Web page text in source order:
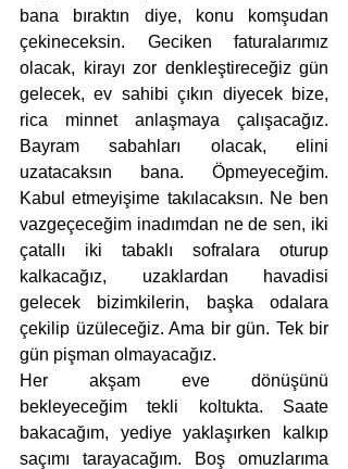
bana bıraktın diye, konu komşudan
çekineceksin. Geciken faturalarımız
olacak, kirayı zor denkleştireceğiz gün
gelecek, ev sahibi çıkın diyecek bize,
rica minnet anlaşmaya çalışacağız.
Bayram sabahları olacak, elini
uzatacaksın bana. Öpmeyeceğim.
Kabul etmeyişime takılacaksın. Ne ben
vazgeçeceğim inadımdan ne de sen, iki
çatallı iki tabaklı sofralara oturup
kalkacağız, uzaklardan havadisi
gelecek bizimkilerin, başka odalara
çekilip üzüleceğiz. Ama bir gün. Tek bir
gün pişman olmayacağız.
Her akşam eve dönüşünü
bekleyeceğim tekli koltukta. Saate
bakacağım, yediye yaklaşırken kalkıp
saçımı tarayacağım. Boş omuzlarıma